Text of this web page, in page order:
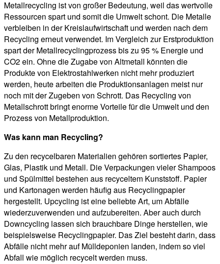
Metallrecycling ist von großer Bedeutung, weil das wertvolle
Ressourcen spart und somit die Umwelt schont. Die Metalle
verbleiben in der Kreislaufwirtschaft und werden nach dem
Recycling erneut verwendet. Im Vergleich zur Erstproduktion
spart der Metallrecyclingprozess bis zu 95 % Energie und
CO2 ein. Ohne die Zugabe von Altmetall könnten die
Produkte von Elektrostahlwerken nicht mehr produziert
werden, heute arbeiten die Produktionsanlagen meist nur
noch mit der Zugeben von Schrott. Das Recycling von
Metallschrott bringt enorme Vorteile für die Umwelt und den
Prozess von Metallproduktion.
Was kann man Recycling?
Zu den recycelbaren Materialien gehören sortiertes Papier,
Glas, Plastik und Metall. Die Verpackungen vieler Shampoos
und Spülmittel bestehen aus recyceltem Kunststoff. Papier
und Kartonagen werden häufig aus Recyclingpapier
hergestellt. Upcycling ist eine beliebte Art, um Abfälle
wiederzuverwenden und aufzubereiten. Aber auch durch
Downcycling lassen sich brauchbare Dinge herstellen, wie
beispielsweise Recyclingpapier. Das Ziel besteht darin, dass
Abfälle nicht mehr auf Mülldeponien landen, indem so viel
Abfall wie möglich recycelt werden muss.